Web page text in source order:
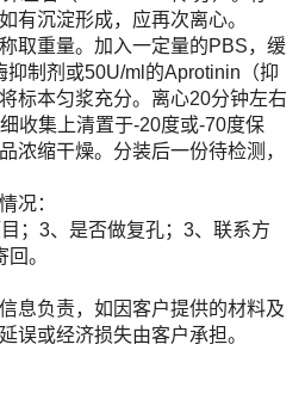
有沉淀形成，应再次离心。
取重量。加入一定量的PBS，缓
抑制剂或50U/ml的Aprotinin（抑
标本匀浆充分。离心20分钟左右
收集上清置于-20度或-70度保
浓缩干燥。分装后一份待检测，
况：
；3、是否做复孔；3、联系方
。
息负责，如因客户提供的材料及
误或经济损失由客户承担。